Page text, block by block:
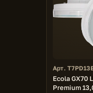
Арт.
Ecola GX70
Premium